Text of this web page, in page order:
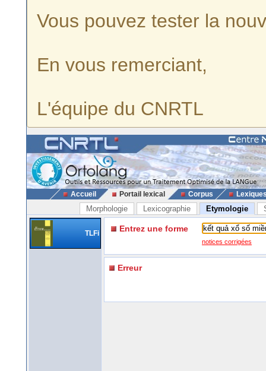
Vous pouvez tester la
En vous remerciant,
L'équipe du CNRTL
Accueil Portail lexical Corpus
Morphologie Lexicographie Etymologie
TLFi Entrez une forme
notices corrigées
Erreur